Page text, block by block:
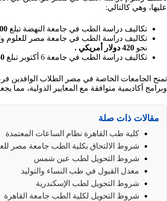
عليها، وهي كالتالي:
تكاليف دراسة الطب في جامعة النهضة تبلغ
تكاليف دراسة الطب في جامعة مصر للعلوم
نحو 420 دولار أمريكي .
تكاليف دراسة الطب في جامعة 6 أكتوبر تبلغ
تمنح الجامعات الخاصة في مصر الطلاب الوافدين
وبرامج أكاديمية متوافقة مع المعايير الدولية،
مقالات ذات صلة
كلية طب القاهرة نظام الساعات المعتمدة
شروط الالتحاق بكلية الطب جامعة مصر
شروط التحويل لطب عين شمس
معدل القبول في طب النساء والتوليد
شروط التحويل لطب الإسكندرية
شروط التحويل لكلية الطب جامعة القاهرة